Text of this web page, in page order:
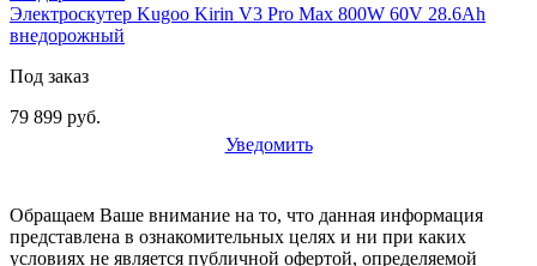
Электроскутер Kugoo Kirin V3 Pro Max 800W 60V 28.6Ah
внедорожный
Под заказ
79 899 руб.
Уведомить
Обращаем Ваше внимание на то, что данная информация
представлена в ознакомительных целях и ни при каких
условиях не является публичной офертой, определяемой